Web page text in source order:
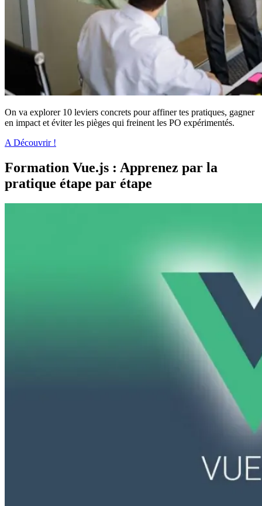
On va explorer 10 leviers concrets pour affiner tes pratiques, gagner
en impact et éviter les pièges qui freinent les PO expérimentés.
A Découvrir !
Formation Vue.js : Apprenez par la
pratique étape par étape